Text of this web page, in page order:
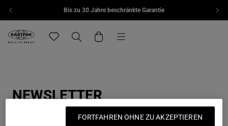
Zum Inhalt springenBis zu 30 Jahre beschränkte Garantie
Eastpak, zur Startseite von eu.eastpak.com
Menü
NEWSLETTER
MELDEN SIE SICH FÜR EINEN RABATT VON 15 % AN
FORTFAHREN OHNE ZU AKZEPTIEREN